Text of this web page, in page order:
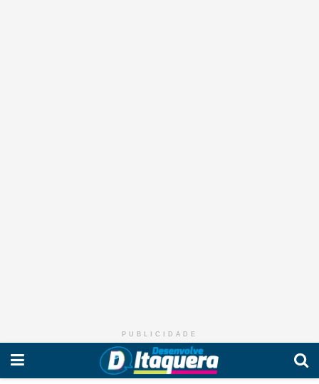
PUBLICIDADE